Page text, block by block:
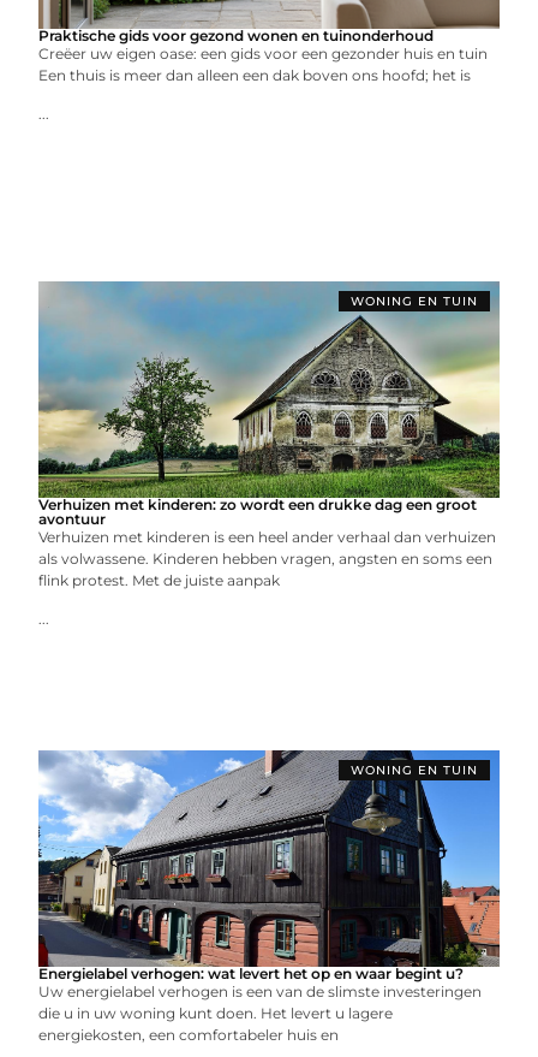
Praktische gids voor gezond wonen en tuinonderhoud
Creëer uw eigen oase: een gids voor een gezonder huis en tuin
Een thuis is meer dan alleen een dak boven ons hoofd; het is
...
WONING EN TUIN
Verhuizen met kinderen: zo wordt een drukke dag een groot
avontuur
Verhuizen met kinderen is een heel ander verhaal dan verhuizen
als volwassene. Kinderen hebben vragen, angsten en soms een
flink protest. Met de juiste aanpak
...
WONING EN TUIN
Energielabel verhogen: wat levert het op en waar begint u?
Uw energielabel verhogen is een van de slimste investeringen
die u in uw woning kunt doen. Het levert u lagere
energiekosten, een comfortabeler huis en